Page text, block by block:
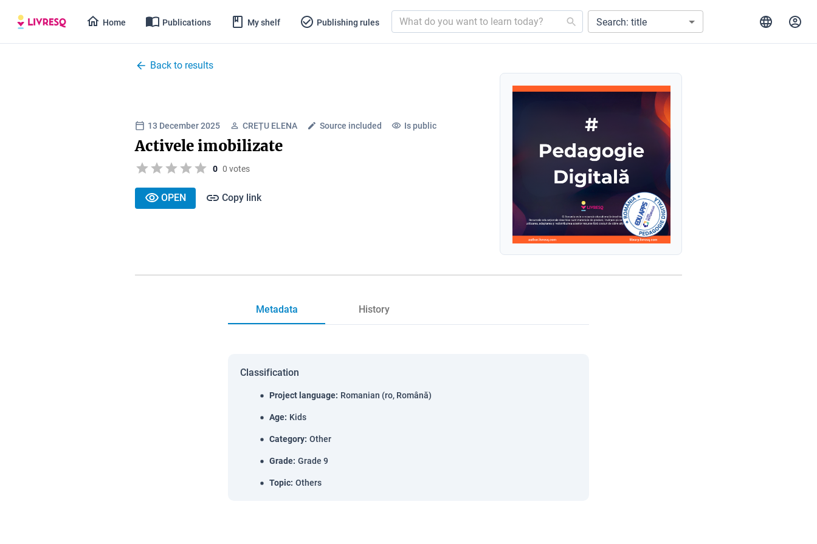
Home Publications My shelf Publishing rules Search: title
Back to results
13 December 2025 CREȚU ELENA Source included Is public
Activele imobilizate
0 0 votes
OPEN Copy link
Metadata History
Classification
Project language: Romanian (ro, Română)
Age: Kids
Category: Other
Grade: Grade 9
Topic: Others